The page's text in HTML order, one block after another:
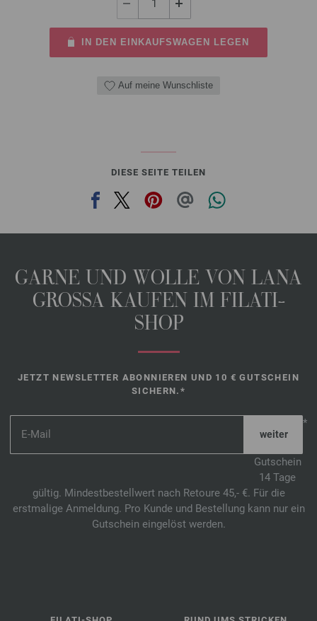
IN DEN EINKAUFSWAGEN LEGEN
Auf meine Wunschliste
DIESE SEITE TEILEN
GARNE UND WOLLE VON LANA
GROSSA KAUFEN IM FILATI-
SHOP
JETZT NEWSLETTER ABONNIEREN UND 10 € GUTSCHEIN
SICHERN.*
*
Gutschein
14 Tage
gültig. Mindestbestellwert nach Retoure 45,- €. Für die
erstmalige Anmeldung. Pro Kunde und Bestellung kann nur ein
Gutschein eingelöst werden.